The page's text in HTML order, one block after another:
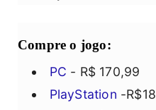
Compre o jogo:
PC - R$ 170,99
PlayStation -